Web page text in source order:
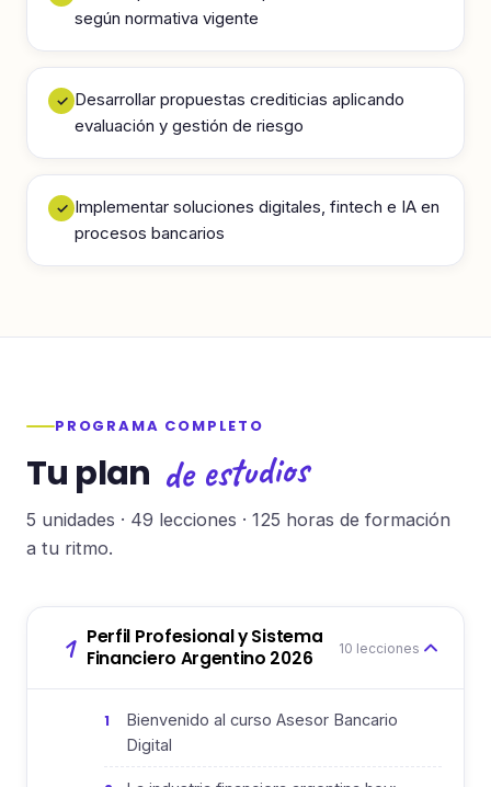
según normativa vigente
✓ Desarrollar propuestas crediticias aplicando
evaluación y gestión de riesgo
✓ Implementar soluciones digitales, fintech e IA en
procesos bancarios
PROGRAMA COMPLETO
Tu plan de estudios
5 unidades · 49 lecciones · 125 horas de formación
a tu ritmo.
1 Perfil Profesional y Sistema
Financiero Argentino 2026
10 lecciones
1
Bienvenido al curso Asesor Bancario
Digital